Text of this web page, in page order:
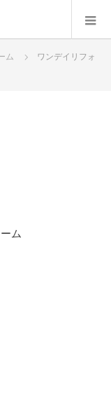
ム
ワンデイリフォ
ム